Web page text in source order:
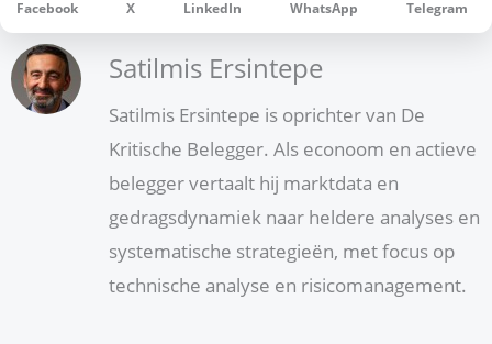
Facebook X LinkedIn WhatsApp Telegram
Satilmis Ersintepe
Satilmis Ersintepe is oprichter van De
Kritische Belegger. Als econoom en actieve
belegger vertaalt hij marktdata en
gedragsdynamiek naar heldere analyses en
systematische strategieën, met focus op
technische analyse en risicomanagement.